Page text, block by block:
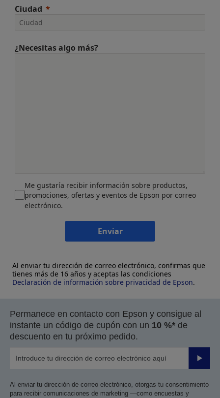
Ciudad
¿Necesitas algo más?
Me gustaría recibir información sobre productos,
promociones, ofertas y eventos de Epson por correo
electrónico.
Enviar
Al enviar tu dirección de correo electrónico, confirmas que
tienes más de 16 años y aceptas las condiciones
Declaración de información sobre privacidad de Epson.
Permanece en contacto con Epson y consigue al
instante un código de cupón con un 10 %* de
descuento en tu próximo pedido.
Enviar
Al enviar tu dirección de correo electrónico, otorgas tu consentimiento
para recibir comunicaciones de marketing —como encuestas y